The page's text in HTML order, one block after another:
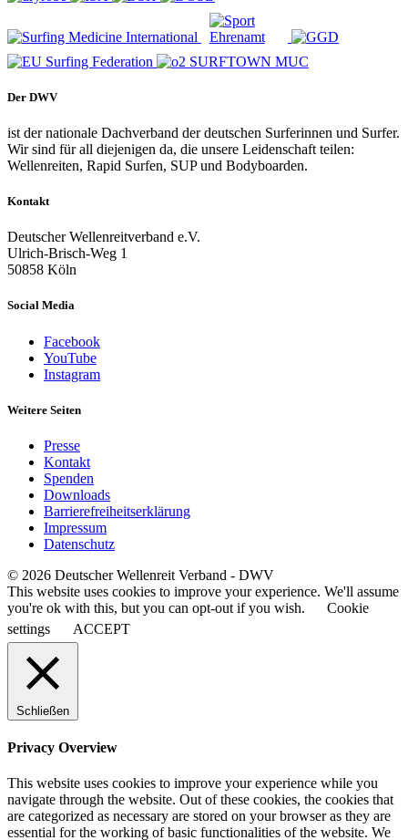
Der DWV
ist der nationale Dachverband der deutschen Surferinnen und Surfer.
Wir sind für all diejenigen da, die unsere Leidenschaft teilen:
Wellenreiten, Rapid Surfen, SUP und Bodyboarden.
Kontakt
Deutscher Wellenreitverband e.V.
Ulrich-Brisch-Weg 1
50858 Köln
Social Media
Facebook
YouTube
Instagram
Weitere Seiten
Presse
Kontakt
Spenden
Downloads
Barrierefreiheitserklärung
Impressum
Datenschutz
© 2026 Deutscher Wellenreit Verband - DWV
This website uses cookies to improve your experience. We'll assume
you're ok with this, but you can opt-out if you wish.
Cookie
settings
ACCEPT
Schließen
Privacy Overview
This website uses cookies to improve your experience while you
navigate through the website. Out of these cookies, the cookies that
are categorized as necessary are stored on your browser as they are
essential for the working of basic functionalities of the website. We